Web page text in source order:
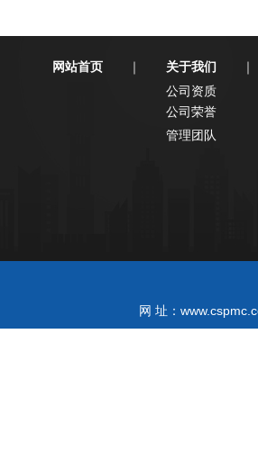
网站首页 关于我们
公司资质
公司荣誉
管理团队
网 址：